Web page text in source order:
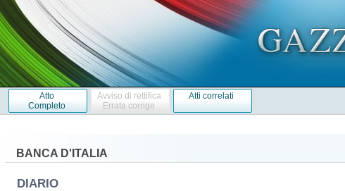
Atto
Completo
Avviso di rettifica
Errata corrige
Atti correlati
BANCA D'ITALIA
DIARIO